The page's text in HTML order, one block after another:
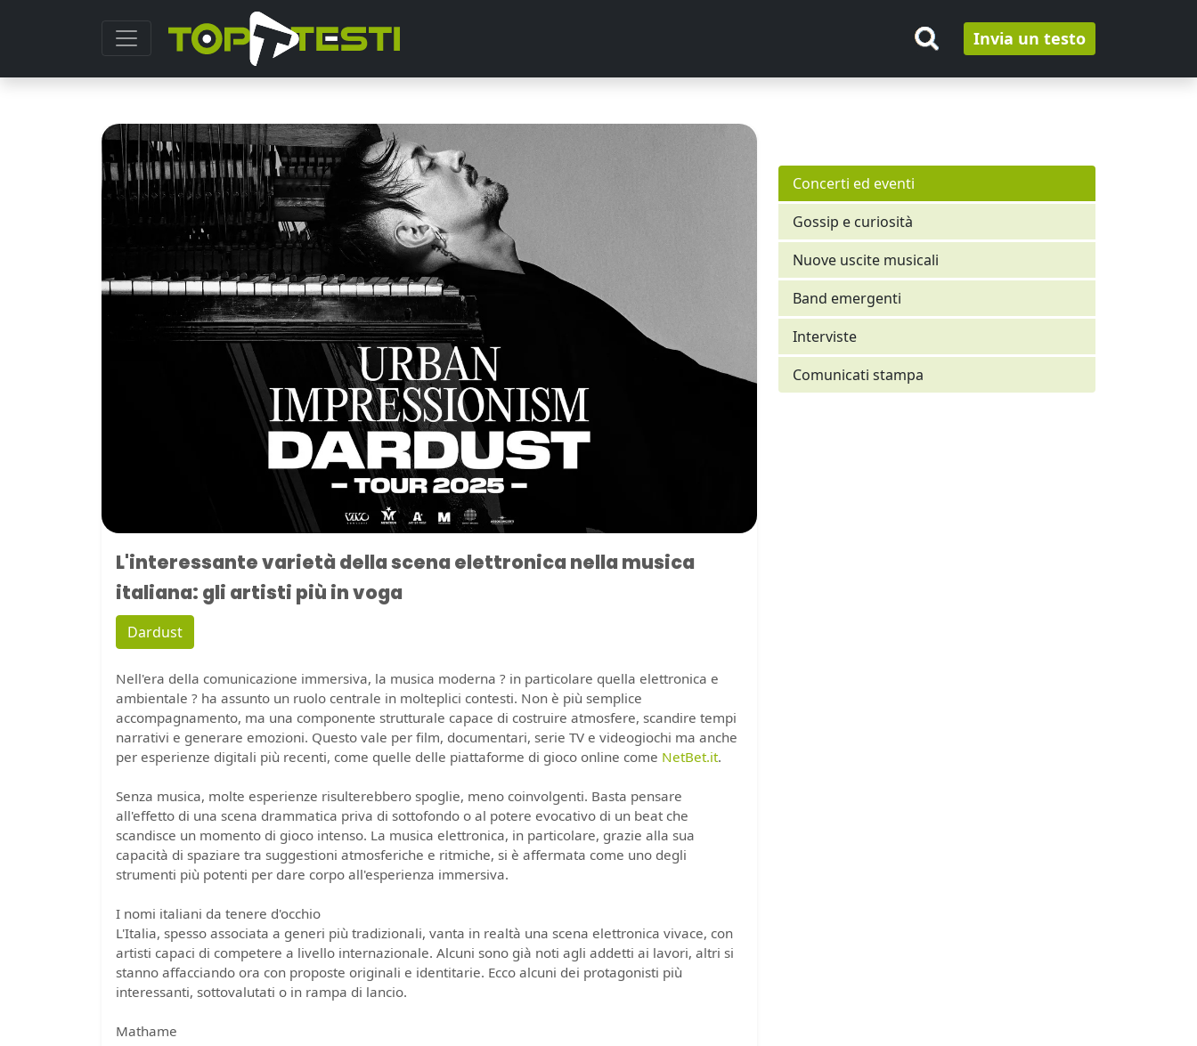
Invia un testo
L'interessante varietà della scena elettronica nella musica
italiana: gli artisti più in voga
Dardust
Nell'era della comunicazione immersiva, la musica moderna ? in particolare quella elettronica e
ambientale ? ha assunto un ruolo centrale in molteplici contesti. Non è più semplice
accompagnamento, ma una componente strutturale capace di costruire atmosfere, scandire tempi
narrativi e generare emozioni. Questo vale per film, documentari, serie TV e videogiochi ma anche
per esperienze digitali più recenti, come quelle delle piattaforme di gioco online come NetBet.it.
Senza musica, molte esperienze risulterebbero spoglie, meno coinvolgenti. Basta pensare
all'effetto di una scena drammatica priva di sottofondo o al potere evocativo di un beat che
scandisce un momento di gioco intenso. La musica elettronica, in particolare, grazie alla sua
capacità di spaziare tra suggestioni atmosferiche e ritmiche, si è affermata come uno degli
strumenti più potenti per dare corpo all'esperienza immersiva.
I nomi italiani da tenere d'occhio
L'Italia, spesso associata a generi più tradizionali, vanta in realtà una scena elettronica vivace, con
artisti capaci di competere a livello internazionale. Alcuni sono già noti agli addetti ai lavori, altri si
stanno affacciando ora con proposte originali e identitarie. Ecco alcuni dei protagonisti più
interessanti, sottovalutati o in rampa di lancio.
Mathame
Concerti ed eventi
Gossip e curiosità
Nuove uscite musicali
Band emergenti
Interviste
Comunicati stampa